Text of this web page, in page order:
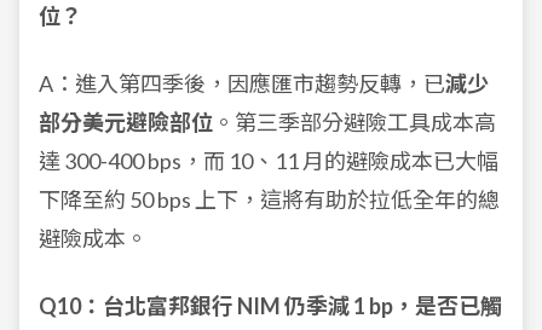
位？
A：進入第四季後，因應匯市趨勢反轉，已減少
部分美元避險部位 。第三季部分避險工具成本高
達 300-400 bps，而 10、11 月的避險成本已大幅
下降至約 50 bps 上下，這將有助於拉低全年的總
避險成本。
Q10：台北富邦銀行 NIM 仍季減 1 bp，是否已觸